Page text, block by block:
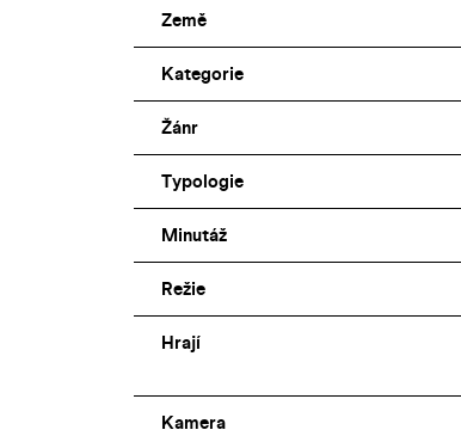
Země
Kategorie
Žánr
Typologie
Minutáž
Režie
Hrají
Kamera